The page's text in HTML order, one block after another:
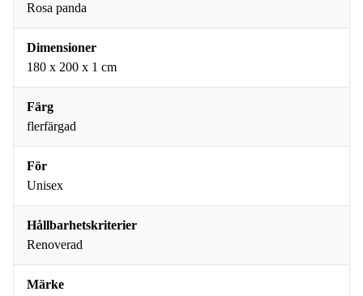
Rosa panda
Dimensioner
180 x 200 x 1 cm
Färg
flerfärgad
För
Unisex
Hållbarhetskriterier
Renoverad
Märke